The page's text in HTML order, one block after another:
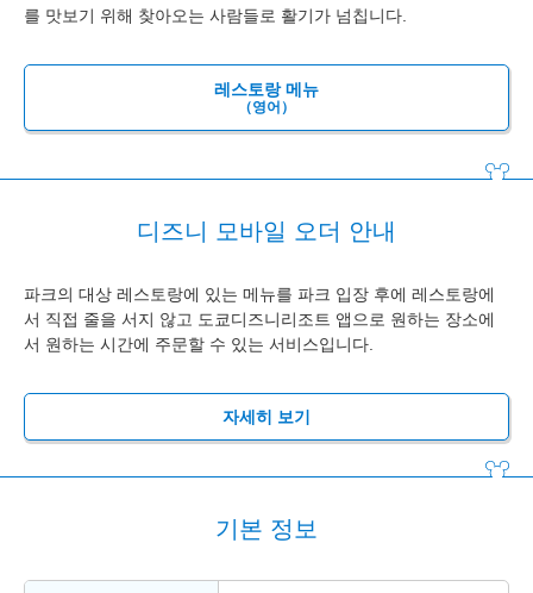
를 맛보기 위해 찾아오는 사람들로 활기가 넘칩니다.
레스토랑 메뉴
（영어）
디즈니 모바일 오더 안내
파크의 대상 레스토랑에 있는 메뉴를 파크 입장 후에 레스토랑에
서 직접 줄을 서지 않고 도쿄디즈니리조트 앱으로 원하는 장소에
서 원하는 시간에 주문할 수 있는 서비스입니다.
자세히 보기
기본 정보